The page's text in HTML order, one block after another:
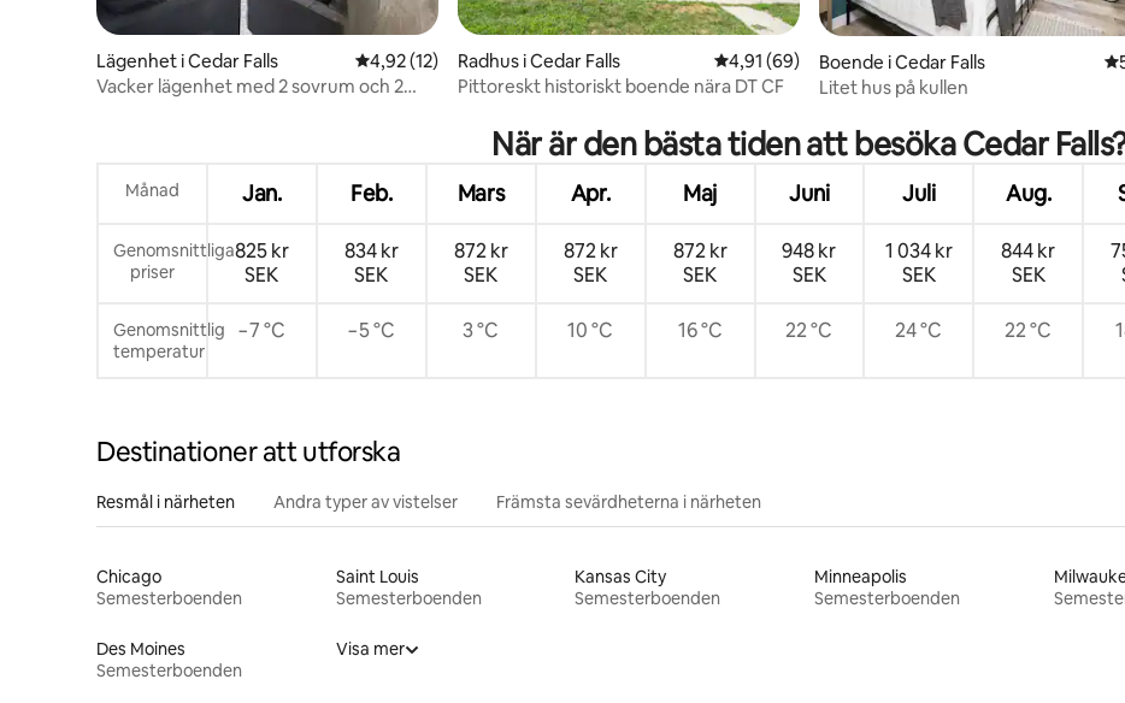
Lägenhet i Cedar Falls 4,92 av 5 i genomsnittligt betyg, 12 omdömen
4,92 (12)
Vacker lägenhet med 2 sovrum och 2
Radhus i Cedar Falls 4,91 av 5 i genomsnittligt betyg, 69 omdömen
4,91 (69)
Pittoreskt historiskt boende nära DT CF
Boende i Cedar Falls 5
Litet hus på kullen
När är den bästa tiden att besöka Cedar
Månad Jan. Feb. Mars Apr. Maj Juni Juli Aug.
Genomsnittliga
priser
825 kr
SEK
834 kr
SEK
872 kr
SEK
872 kr
SEK
872 kr
SEK
948 kr
SEK
1 034 kr
SEK
844 kr
SEK
Genomsnittlig
temperatur
−7 °C −5 °C 3 °C 10 °C 16 °C 22 °C 24 °C 22 °C
Destinationer att utforska
Resmål i närheten Andra typer av vistelser Främsta sevärdheterna i närheten
Chicago
Semesterboenden
Saint Louis
Semesterboenden
Kansas City
Semesterboenden
Minneapolis
Semesterboenden
Des Moines
Semesterboenden
Visa mer